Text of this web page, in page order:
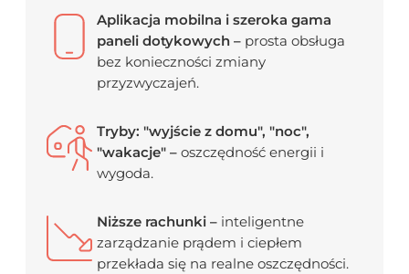
Aplikacja mobilna i szeroka gama
paneli dotykowych – prosta obsługa
bez konieczności zmiany
przyzwyczajeń.
Tryby: "wyjście z domu", "noc",
"wakacje" – oszczędność energii i
wygoda.
Niższe rachunki – inteligentne
zarządzanie prądem i ciepłem
przekłada się na realne oszczędności.